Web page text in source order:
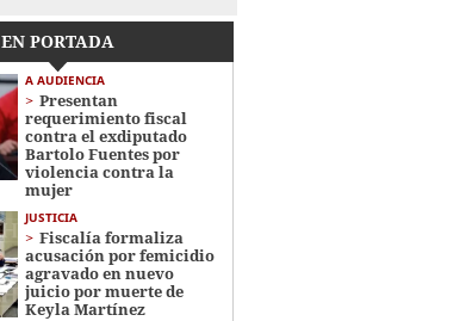
EN PORTADA
A AUDIENCIA
Presentan
requerimiento fiscal
contra el exdiputado
Bartolo Fuentes por
violencia contra la
mujer
JUSTICIA
Fiscalía formaliza
acusación por femicidio
agravado en nuevo
juicio por muerte de
Keyla Martínez